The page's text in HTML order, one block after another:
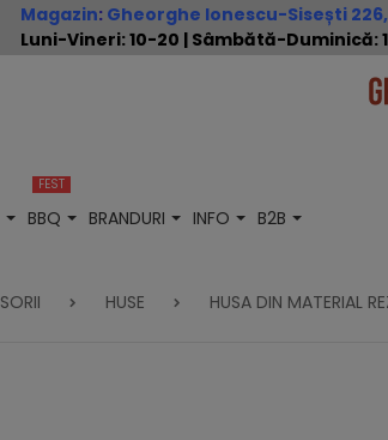
Magazin: Gheorghe Ionescu-Sisești
Luni-Vineri: 10-20 | Sâmbătă-Duminică:
BBQ
FEST
BRANDURI INFO
B2B
HUSE HUSA DIN MATERIAL